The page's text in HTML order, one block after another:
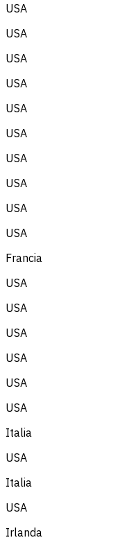
USA
USA
USA
USA
USA
USA
USA
USA
USA
USA
Francia
USA
USA
USA
USA
USA
USA
Italia
USA
Italia
USA
Irlanda